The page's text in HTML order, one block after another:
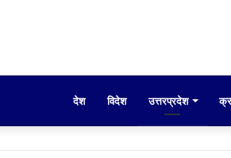
देश विदेश उत्तरप्रदेश